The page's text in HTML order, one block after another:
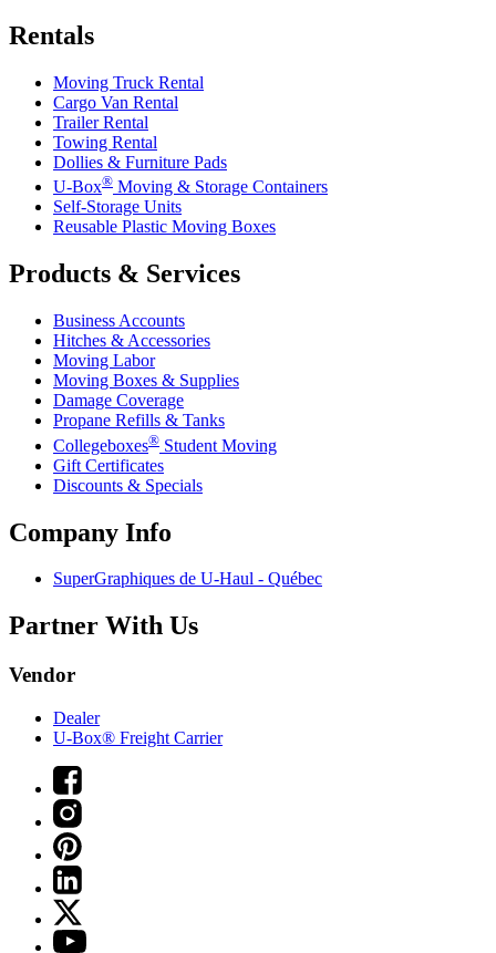
Rentals
Moving Truck Rental
Cargo Van Rental
Trailer Rental
Towing Rental
Dollies & Furniture Pads
U-Box® Moving & Storage Containers
Self-Storage Units
Reusable Plastic Moving Boxes
Products & Services
Business Accounts
Hitches & Accessories
Moving Labor
Moving Boxes & Supplies
Damage Coverage
Propane Refills & Tanks
Collegeboxes® Student Moving
Gift Certificates
Discounts & Specials
Company Info
SuperGraphiques de U-Haul - Québec
Partner With Us
Vendor
Dealer
U-Box® Freight Carrier